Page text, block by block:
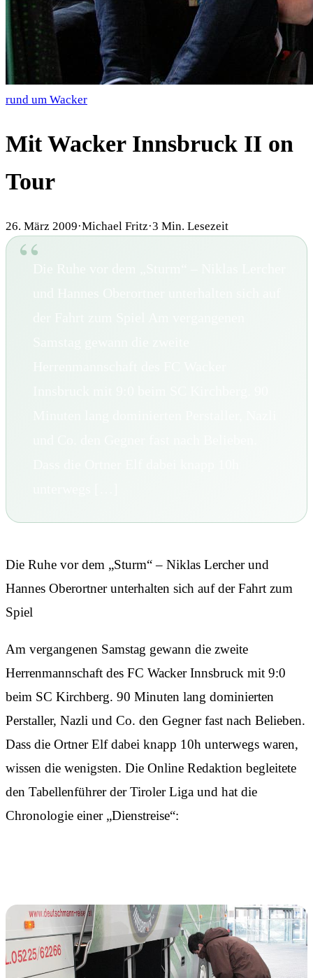
rund um Wacker
Mit Wacker Innsbruck II on
Tour
26. März 2009·Michael Fritz·3 Min. Lesezeit
Die Ruhe vor dem „Sturm“ – Niklas Lercher und
Hannes Oberortner unterhalten sich auf der Fahrt zum
Spiel
Am vergangenen Samstag gewann die zweite
Herrenmannschaft des FC Wacker Innsbruck mit 9:0
beim SC Kirchberg. 90 Minuten lang dominierten
Perstaller, Nazli und Co. den Gegner fast nach Belieben.
Dass die Ortner Elf dabei knapp 10h unterwegs waren,
wissen die wenigsten. Die Online Redaktion begleitete
den Tabellenführer der Tiroler Liga und hat die
Chronologie einer „Dienstreise“: